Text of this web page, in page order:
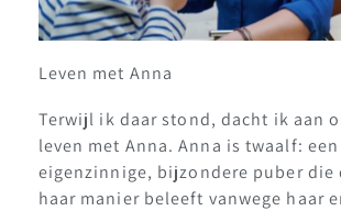
Leven met Anna
Terwijl ik daar stond, dacht ik aan
leven met Anna. Anna is twaalf: een
eigenzinnige, bijzondere puber die
haar manier beleeft vanwege haar